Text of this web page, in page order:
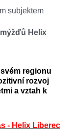
subjektem
Helix
regionu
rozvoj
a vztah k
- Helix Liberec